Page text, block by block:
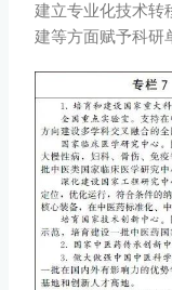
建立专业化技术转
建等方面赋予科研